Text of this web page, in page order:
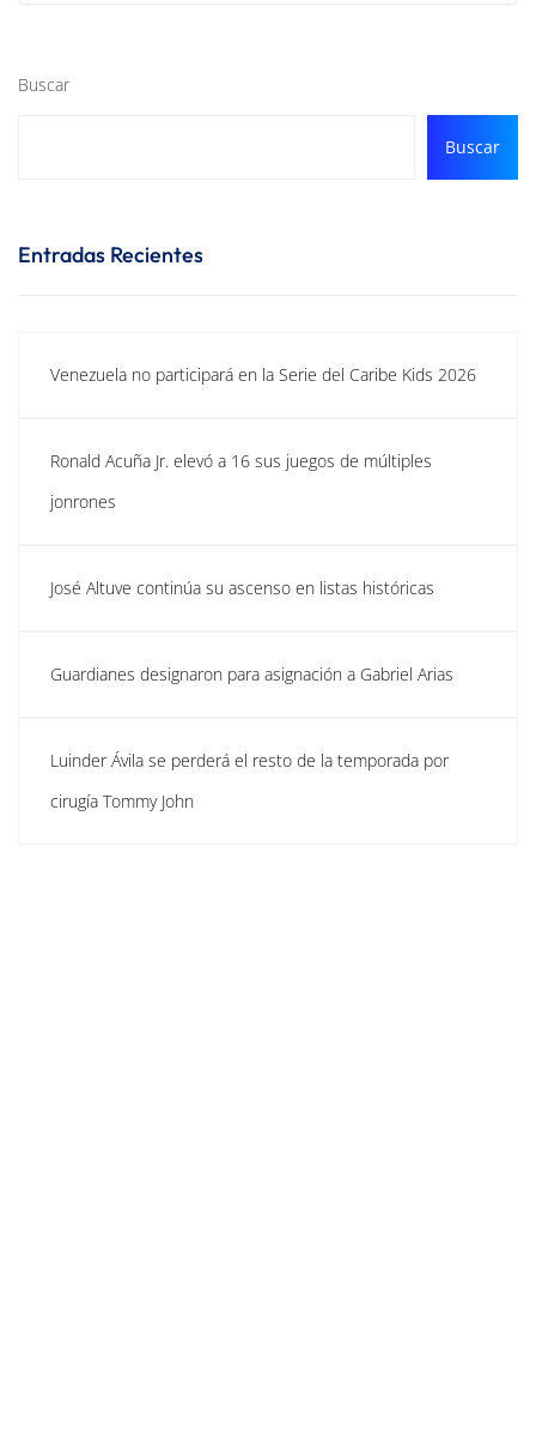
Buscar
Buscar
Entradas Recientes
Venezuela no participará en la Serie del Caribe Kids 2026
Ronald Acuña Jr. elevó a 16 sus juegos de múltiples
jonrones
José Altuve continúa su ascenso en listas históricas
Guardianes designaron para asignación a Gabriel Arias
Luinder Ávila se perderá el resto de la temporada por
cirugía Tommy John